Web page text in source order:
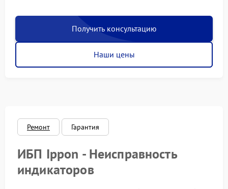
Получить консультацию
Наши цены
Ремонт Гарантия
ИБП Ippon - Неисправность
индикаторов